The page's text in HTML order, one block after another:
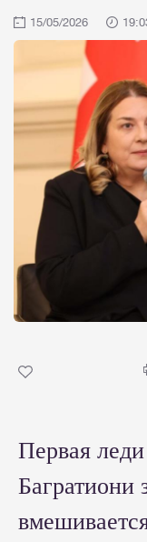
15/05/2026
Первая
Багратиони